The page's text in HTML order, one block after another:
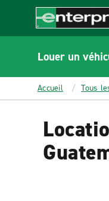
CONTENT
Enterprise
Louer un
Accueil Tous